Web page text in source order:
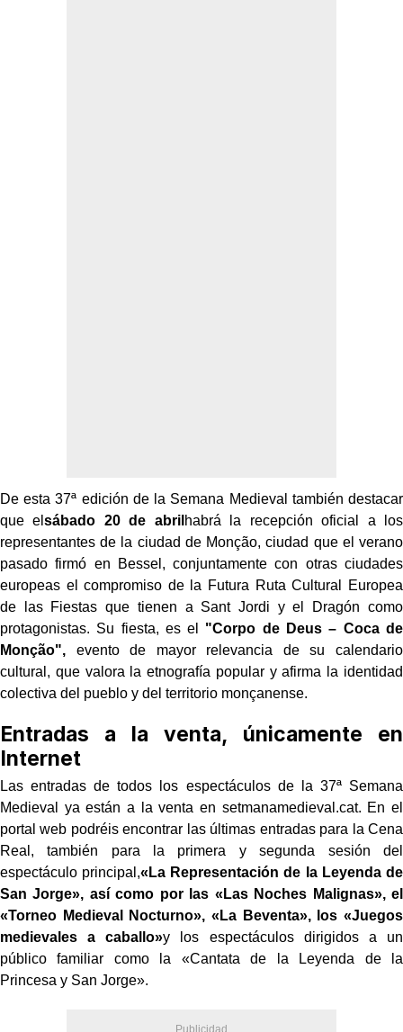
De esta 37ª edición de la Semana Medieval también destacar
que elsábado 20 de abril habrá la recepción oficial a los
representantes de la ciudad de Monção, ciudad que el verano
pasado firmó en Bessel, conjuntamente con otras ciudades
europeas el compromiso de la Futura Ruta Cultural Europea
de las Fiestas que tienen a Sant Jordi y el Dragón como
protagonistas. Su fiesta, es el "Corpo de Deus – Coca de
Monção", evento de mayor relevancia de su calendario
cultural, que valora la etnografía popular y afirma la identidad
colectiva del pueblo y del territorio monçanense.
Entradas a la venta, únicamente en
Internet
Las entradas de todos los espectáculos de la 37ª Semana
Medieval ya están a la venta en setmanamedieval.cat. En el
portal web podréis encontrar las últimas entradas para la Cena
Real, también para la primera y segunda sesión del
espectáculo principal,«La Representación de la Leyenda de
San Jorge», así como por las «Las Noches Malignas», el
«Torneo Medieval Nocturno», «La Beventa», los «Juegos
medievales a caballo»y los espectáculos dirigidos a un
público familiar como la «Cantata de la Leyenda de la
Princesa y San Jorge».